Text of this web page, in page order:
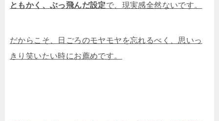
ともかく、ぶっ飛んだ設定で、現実感全然ないです。
だからこそ、日ごろのモヤモヤを忘れるべく、思いっ
きり笑いたい時にお薦めです。